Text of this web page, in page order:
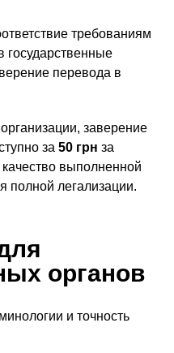
требованиям
перевода в
заверение
за 50 грн за
выполненной
полной легализации.
органов
и точность